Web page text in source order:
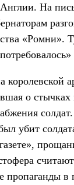
На
королевской
о
убит
пропаганды в